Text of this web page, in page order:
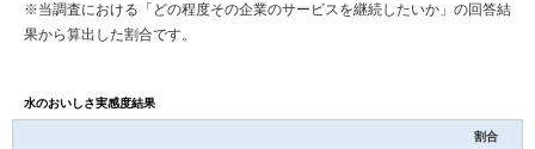
※当調査における「どの程度その企業のサービスを継続したいか」の回答結
果から算出した割合です。
水のおいしさ実感度結果
割合